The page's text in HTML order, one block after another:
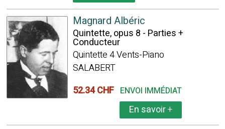
Magnard Albéric
Quintette, opus 8 - Parties +
Conducteur
Quintette 4 Vents-Piano
SALABERT
52.34 CHF ENVOI IMMÉDIAT
En savoir+